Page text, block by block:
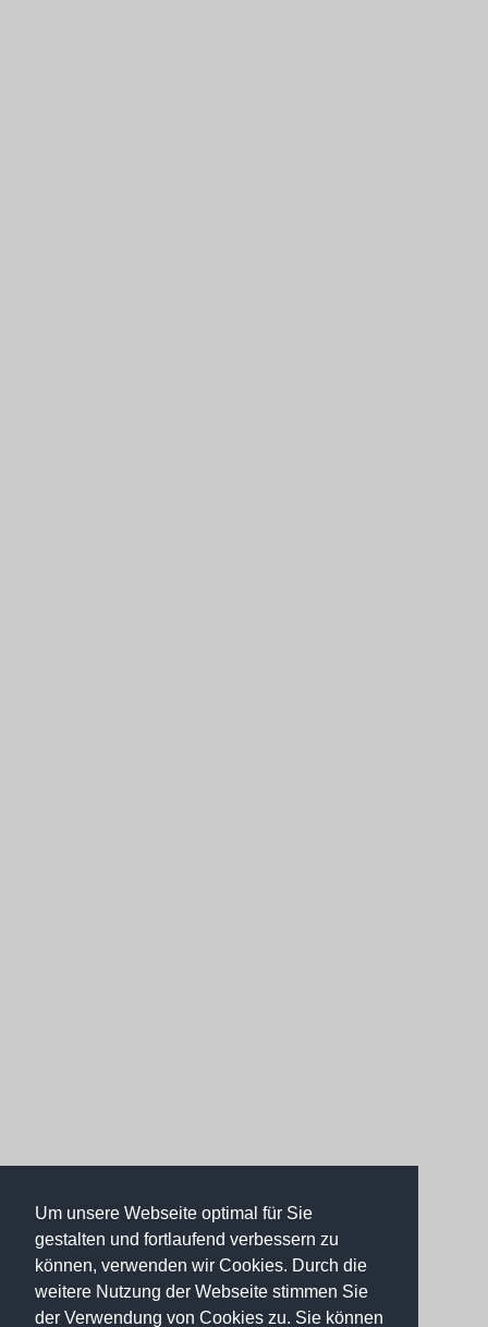
Um unsere Webseite optimal für Sie
gestalten und fortlaufend verbessern zu
können, verwenden wir Cookies. Durch die
weitere Nutzung der Webseite stimmen Sie
der Verwendung von Cookies zu. Sie können